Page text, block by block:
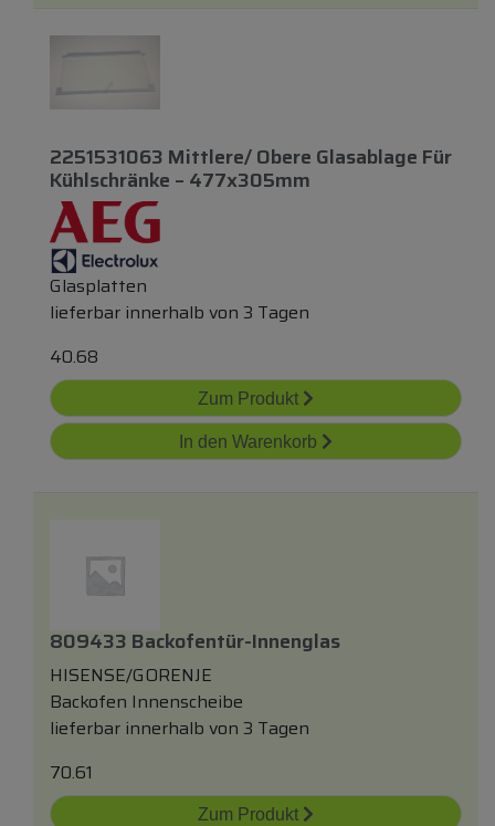
2251531063 Mittlere/ Obere Glasablage Für
Kühlschränke – 477x305mm
Glasplatten
lieferbar innerhalb von 3 Tagen
40.68
Zum Produkt
In den Warenkorb
809433 Backofentür-Innenglas
HISENSE/GORENJE
Backofen Innenscheibe
lieferbar innerhalb von 3 Tagen
70.61
Zum Produkt